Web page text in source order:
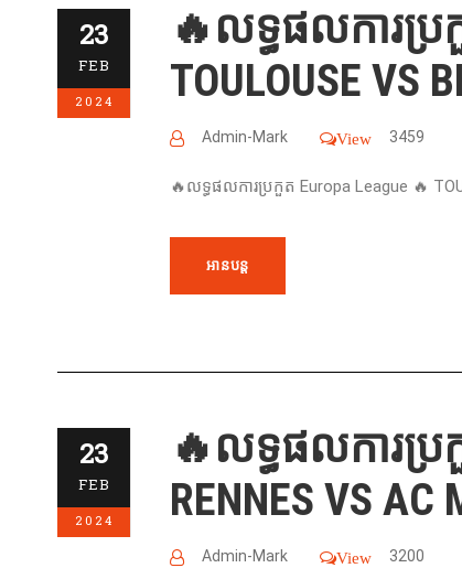
23
FEB
2024
🔥លទ្ធផលការប្រ
TOULOUSE VS
Admin-Mark View 3459
🔥លទ្ធផលការប្រកួត Europa League 🔥
អានបន្ត
23
FEB
2024
🔥លទ្ធផលការប្រ
RENNES VS AC
Admin-Mark View 3200